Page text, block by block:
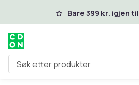
Hopp til hovedinnhold
Bare 399 kr. igjen
Søk etter produkter